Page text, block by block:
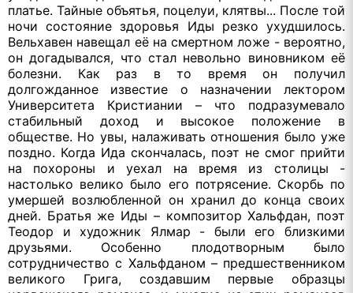
платье. Тайные объятья, поцелуи, клятвы... После той
ночи состояние здоровья Иды резко ухудшилось.
Вельхавен навещал её на смертном ложе - вероятно,
он догадывался, что стал невольно виновником её
болезни. Как раз в то время он получил
долгожданное известие о назначении лектором
Университета Кристиании – что подразумевало
стабильный доход и высокое положение в
обществе. Но увы, налаживать отношения было уже
поздно. Когда Ида скончалась, поэт не смог прийти
на похороны и уехал на время из столицы -
настолько велико было его потрясение. Скорбь по
умершей возлюбленной он хранил до конца своих
дней. Братья же Иды – композитор Хальфдан, поэт
Теодор и художник Ялмар - были его близкими
друзьями. Особенно плодотворным было
сотрудничество с Хальфданом – предшественником
великого Грига, создавшим первые образцы